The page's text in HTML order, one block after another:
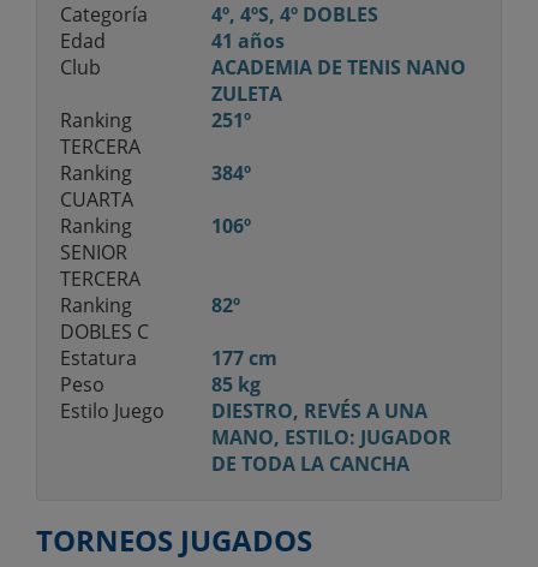
Categoría
4º, 4ºS, 4º DOBLES
Edad
41 años
Club
ACADEMIA DE TENIS NANO
ZULETA
Ranking
TERCERA
251º
Ranking
CUARTA
384º
Ranking
SENIOR
TERCERA
106º
Ranking
DOBLES C
82º
Estatura
177 cm
Peso
85 kg
Estilo Juego
DIESTRO, REVÉS A UNA
MANO, ESTILO: JUGADOR
DE TODA LA CANCHA
TORNEOS JUGADOS